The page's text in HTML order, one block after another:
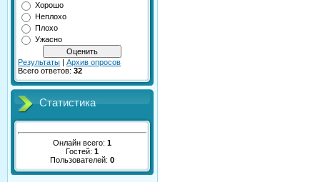
Хорошо
Неплохо
Плохо
Ужасно
Результаты | Архив опросов
Всего ответов: 32
Статистика
Онлайн всего: 1
Гостей: 1
Пользователей: 0